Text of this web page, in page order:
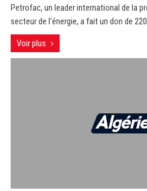
Petrofac, un leader international de la
secteur de l'énergie, a fait un don de
Voir plus